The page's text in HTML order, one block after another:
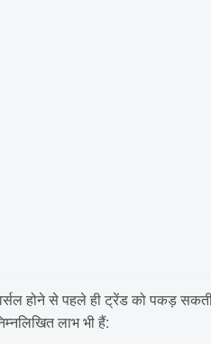
होने से पहले ही ट्रेंड को पकड़
लाभ भी हैं: